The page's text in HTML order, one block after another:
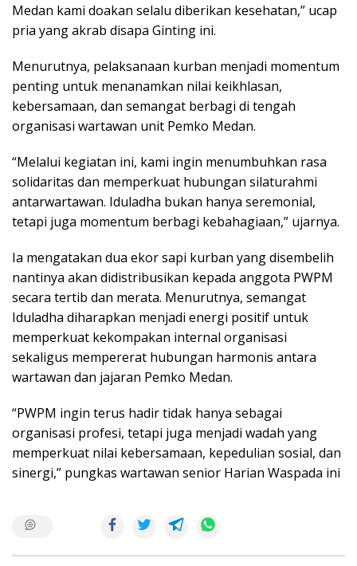
Medan kami doakan selalu diberikan kesehatan,” ucap
pria yang akrab disapa Ginting ini.
Menurutnya, pelaksanaan kurban menjadi momentum
penting untuk menanamkan nilai keikhlasan,
kebersamaan, dan semangat berbagi di tengah
organisasi wartawan unit Pemko Medan.
“Melalui kegiatan ini, kami ingin menumbuhkan rasa
solidaritas dan memperkuat hubungan silaturahmi
antarwartawan. Iduladha bukan hanya seremonial,
tetapi juga momentum berbagi kebahagiaan,” ujarnya.
Ia mengatakan dua ekor sapi kurban yang disembelih
nantinya akan didistribusikan kepada anggota PWPM
secara tertib dan merata. Menurutnya, semangat
Iduladha diharapkan menjadi energi positif untuk
memperkuat kekompakan internal organisasi
sekaligus mempererat hubungan harmonis antara
wartawan dan jajaran Pemko Medan.
“PWPM ingin terus hadir tidak hanya sebagai
organisasi profesi, tetapi juga menjadi wadah yang
memperkuat nilai kebersamaan, kepedulian sosial, dan
sinergi,” pungkas wartawan senior Harian Waspada ini